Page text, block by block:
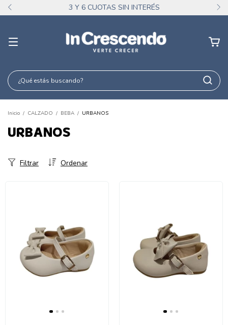
3 Y 6 CUOTAS SIN INTERÉS
Inicio / CALZADO / BEBA / URBANOS
URBANOS
Ordenar
Filtrar